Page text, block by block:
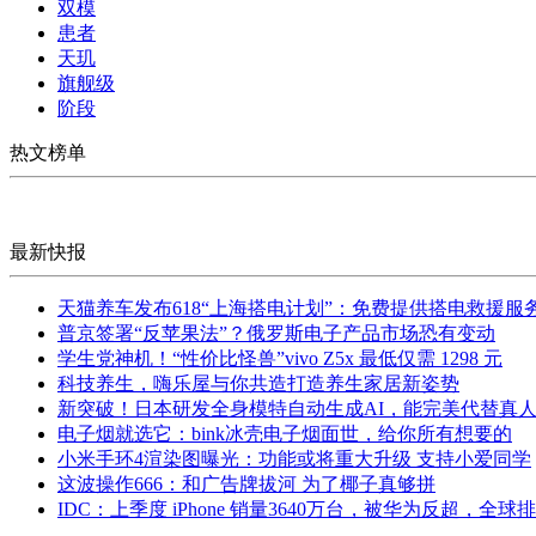
双模
患者
天玑
旗舰级
阶段
热文榜单
最新快报
天猫养车发布618“上海搭电计划”：免费提供搭电救援服
普京签署“反苹果法”？俄罗斯电子产品市场恐有变动
学生党神机！“性价比怪兽”vivo Z5x 最低仅需 1298 元
科技养生，嗨乐屋与你共造打造养生家居新姿势
新突破！日本研发全身模特自动生成AI，能完美代替真
电子烟就选它：bink冰壳电子烟面世，给你所有想要的
小米手环4渲染图曝光：功能或将重大升级 支持小爱同学
这波操作666：和广告牌拔河 为了椰子真够拼
IDC：上季度 iPhone 销量3640万台，被华为反超，全球